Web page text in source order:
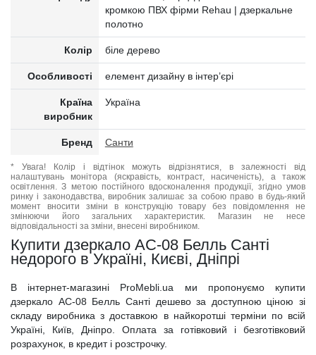
кромкою ПВХ фірми Rehau | дзеркальне
полотно
Колір біле дерево
Особливості елемент дизайну в інтер’єрі
Країна
виробник
Україна
Бренд Санти
* Увага! Колір і відтінок можуть відрізнятися, в залежності від
налаштувань монітора (яскравість, контраст, насиченість), а також
освітлення. З метою постійного вдосконалення продукції, згідно умов
ринку і законодавства, виробник залишає за собою право в будь-який
момент вносити зміни в конструкцію товару без повідомлення не
змінюючи його загальних характеристик. Магазин не несе
відповідальності за зміни, внесені виробником.
Купити дзеркало АС-08 Белль Санті
недорого в Україні, Києві, Дніпрі
В інтернет-магазині ProMebli.ua ми пропонуємо купити
дзеркало АС-08 Белль Санті дешево за доступною ціною зі
складу виробника з доставкою в найкоротші терміни по всій
Україні, Київ, Дніпро. Оплата за готівковий і безготівковий
розрахунок, в кредит і розстрочку.